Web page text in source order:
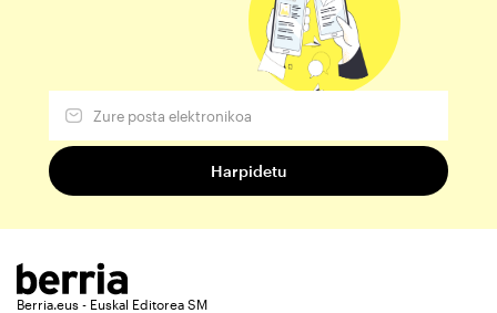
Berria.eus - Euskal Editorea SM